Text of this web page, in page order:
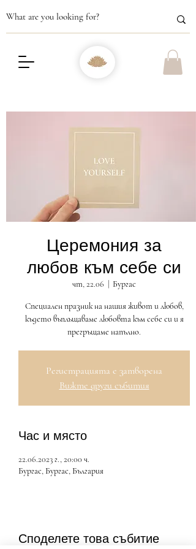
Церемония за
любов към себе си
чт, 22.06 Бургас
Специален празник на нашия живот и любов,
където въплъщаваме любовта към себе си и я
прегръщаме напълно.
Регистрацията е затворена
Вижте други събития
Час и място
22.06.2023 г., 20:00 ч.
Бургас, Бургас, България
Споделете това събитие